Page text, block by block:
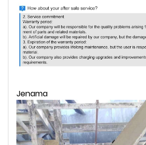
Jenama